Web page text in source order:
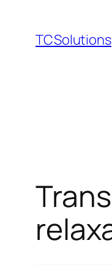
conținut
TCSolutions